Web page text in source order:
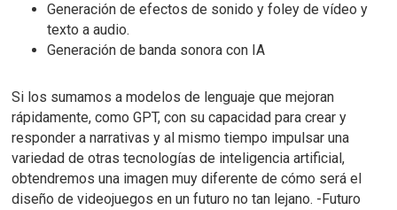
Generación de efectos de sonido y foley de vídeo y
texto a audio.
Generación de banda sonora con IA
Si los sumamos a modelos de lenguaje que mejoran
rápidamente, como GPT, con su capacidad para crear y
responder a narrativas y al mismo tiempo impulsar una
variedad de otras tecnologías de inteligencia artificial,
obtendremos una imagen muy diferente de cómo será el
diseño de videojuegos en un futuro no tan lejano. -Futuro